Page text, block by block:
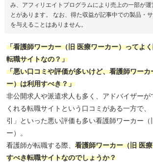
み、アフィリエイトプログラムにより売上の一部が
とがあります。 なお、得た収益が記事中での製品・
を与えることはありません。
「看護師ワーカー（旧 医療ワーカー）ってよ
転職サイトなの？」
「悪い口コミや評価が多いけど、看護師ワー
ー）は利用すべき？」
非公開求人や派遣求人も多く、アドバイザーが
くれる転職サイトという口コミがある一方で
引」といった悪い評価も多い看護師ワーカー（
ー）。
看護師が転職する際、看護師ワーカー（旧 医
すべき転職サイトなのでしょうか？